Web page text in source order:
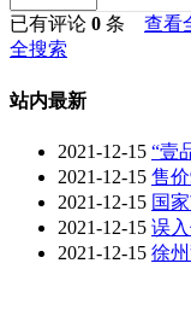
已有评论 0 条 查看
全搜索
站内最新
2021-12-15 “壹
2021-12-15 售
2021-12-15 国
2021-12-15 误
2021-12-15 徐